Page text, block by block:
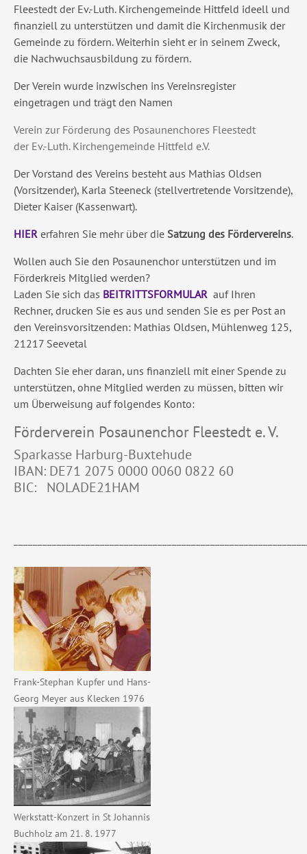
Fleestedt der Ev.-Luth. Kirchengemeinde Hittfeld ideell und
finanziell zu unterstützen und damit die Kirchenmusik der
Gemeinde zu fördern. Weiterhin sieht er in seinem Zweck,
die Nachwuchsausbildung zu fördern.
Der Verein wurde inzwischen ins Vereinsregister
eingetragen und trägt den Namen
Verein zur Förderung des Posaunenchores Fleestedt
der Ev.-Luth. Kirchengemeinde Hittfeld e.V.
Der Vorstand des Vereins besteht aus Mathias Oldsen
(Vorsitzender), Karla Steeneck (stellvertretende Vorsitzende),
Dieter Kaiser (Kassenwart).
HIER erfahren Sie mehr über die Satzung des Fördervereins.
Wollen auch Sie den Posaunenchor unterstützen und im
Förderkreis Mitglied werden?
Laden Sie sich das BEITRITTSFORMULAR auf Ihren
Rechner, drucken Sie es aus und senden Sie es per Post an
den Vereinsvorsitzenden: Mathias Oldsen, Mühlenweg 125,
21217 Seevetal
Dachten Sie eher daran, uns finanziell mit einer Spende zu
unterstützen, ohne Mitglied werden zu müssen, bitten wir
um Überweisung auf folgendes Konto:
Förderverein Posaunenchor Fleestedt e. V.
Sparkasse Harburg-Buxtehude
IBAN: DE71 2075 0000 0060 0822 60
BIC: NOLADE21HAM
Frank-Stephan Kupfer und Hans-
Georg Meyer aus Klecken 1976
Werkstatt-Konzert in St Johannis
Buchholz am 21. 8. 1977